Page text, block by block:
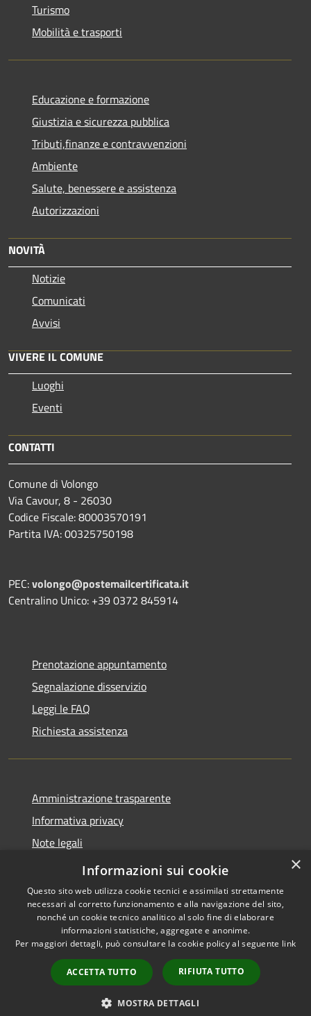
Turismo
Mobilità e trasporti
Educazione e formazione
Giustizia e sicurezza pubblica
Tributi,finanze e contravvenzioni
Ambiente
Salute, benessere e assistenza
Autorizzazioni
NOVITÀ
Notizie
Comunicati
Avvisi
VIVERE IL COMUNE
Luoghi
Eventi
CONTATTI
Comune di Volongo
Via Cavour, 8 - 26030
Codice Fiscale: 80003570191
Partita IVA: 00325750198
PEC:volongo@postemailcertificata.it
Centralino Unico: +39 0372 845914
Prenotazione appuntamento
Segnalazione disservizio
Leggi le FAQ
Richiesta assistenza
Amministrazione trasparente
Informativa privacy
Note legali
Dichiarazione di accessibilità
Accessibilità
Copyright © 2026 • Comune di
Volongo • Powered by
Municipium•
Accesso
redazione
×
Informazioni sui cookie
Questo sito web utilizza cookie tecnici e assimilati strettamente
necessari al corretto funzionamento e alla navigazione del sito,
nonché un cookie tecnico analitico al solo fine di elaborare
informazioni statistiche, aggregate e anonime.
Per maggiori dettagli, può consultare la cookie policy al seguente link
ACCETTA TUTTO RIFIUTA TUTTO
MOSTRA DETTAGLI